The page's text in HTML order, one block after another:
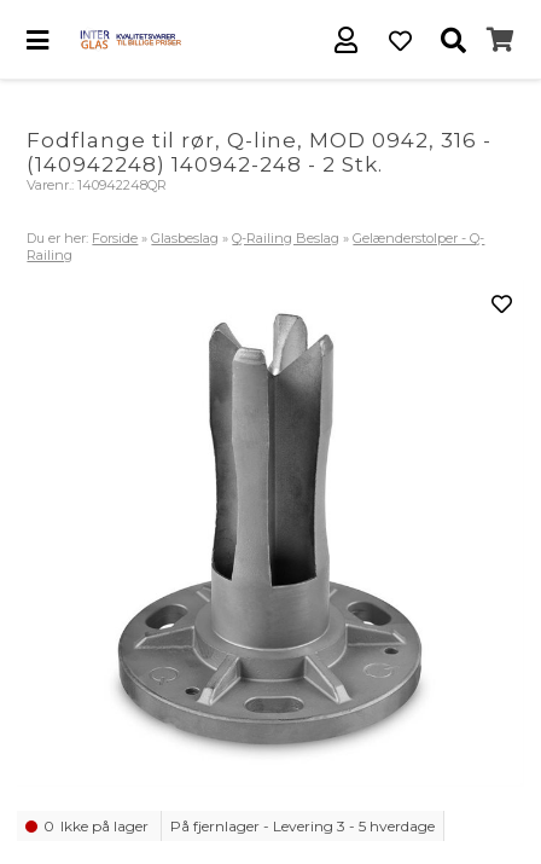
Fodflange til rør, Q-line, MOD 0942, 316 -
(140942248) 140942-248 - 2 Stk.
Varenr.:140942248QR
Du er her: Forside »Glasbeslag »Q-Railing Beslag »Gelænderstolper - Q-
Railing
0 Ikke på lager På fjernlager - Levering 3 - 5 hverdage